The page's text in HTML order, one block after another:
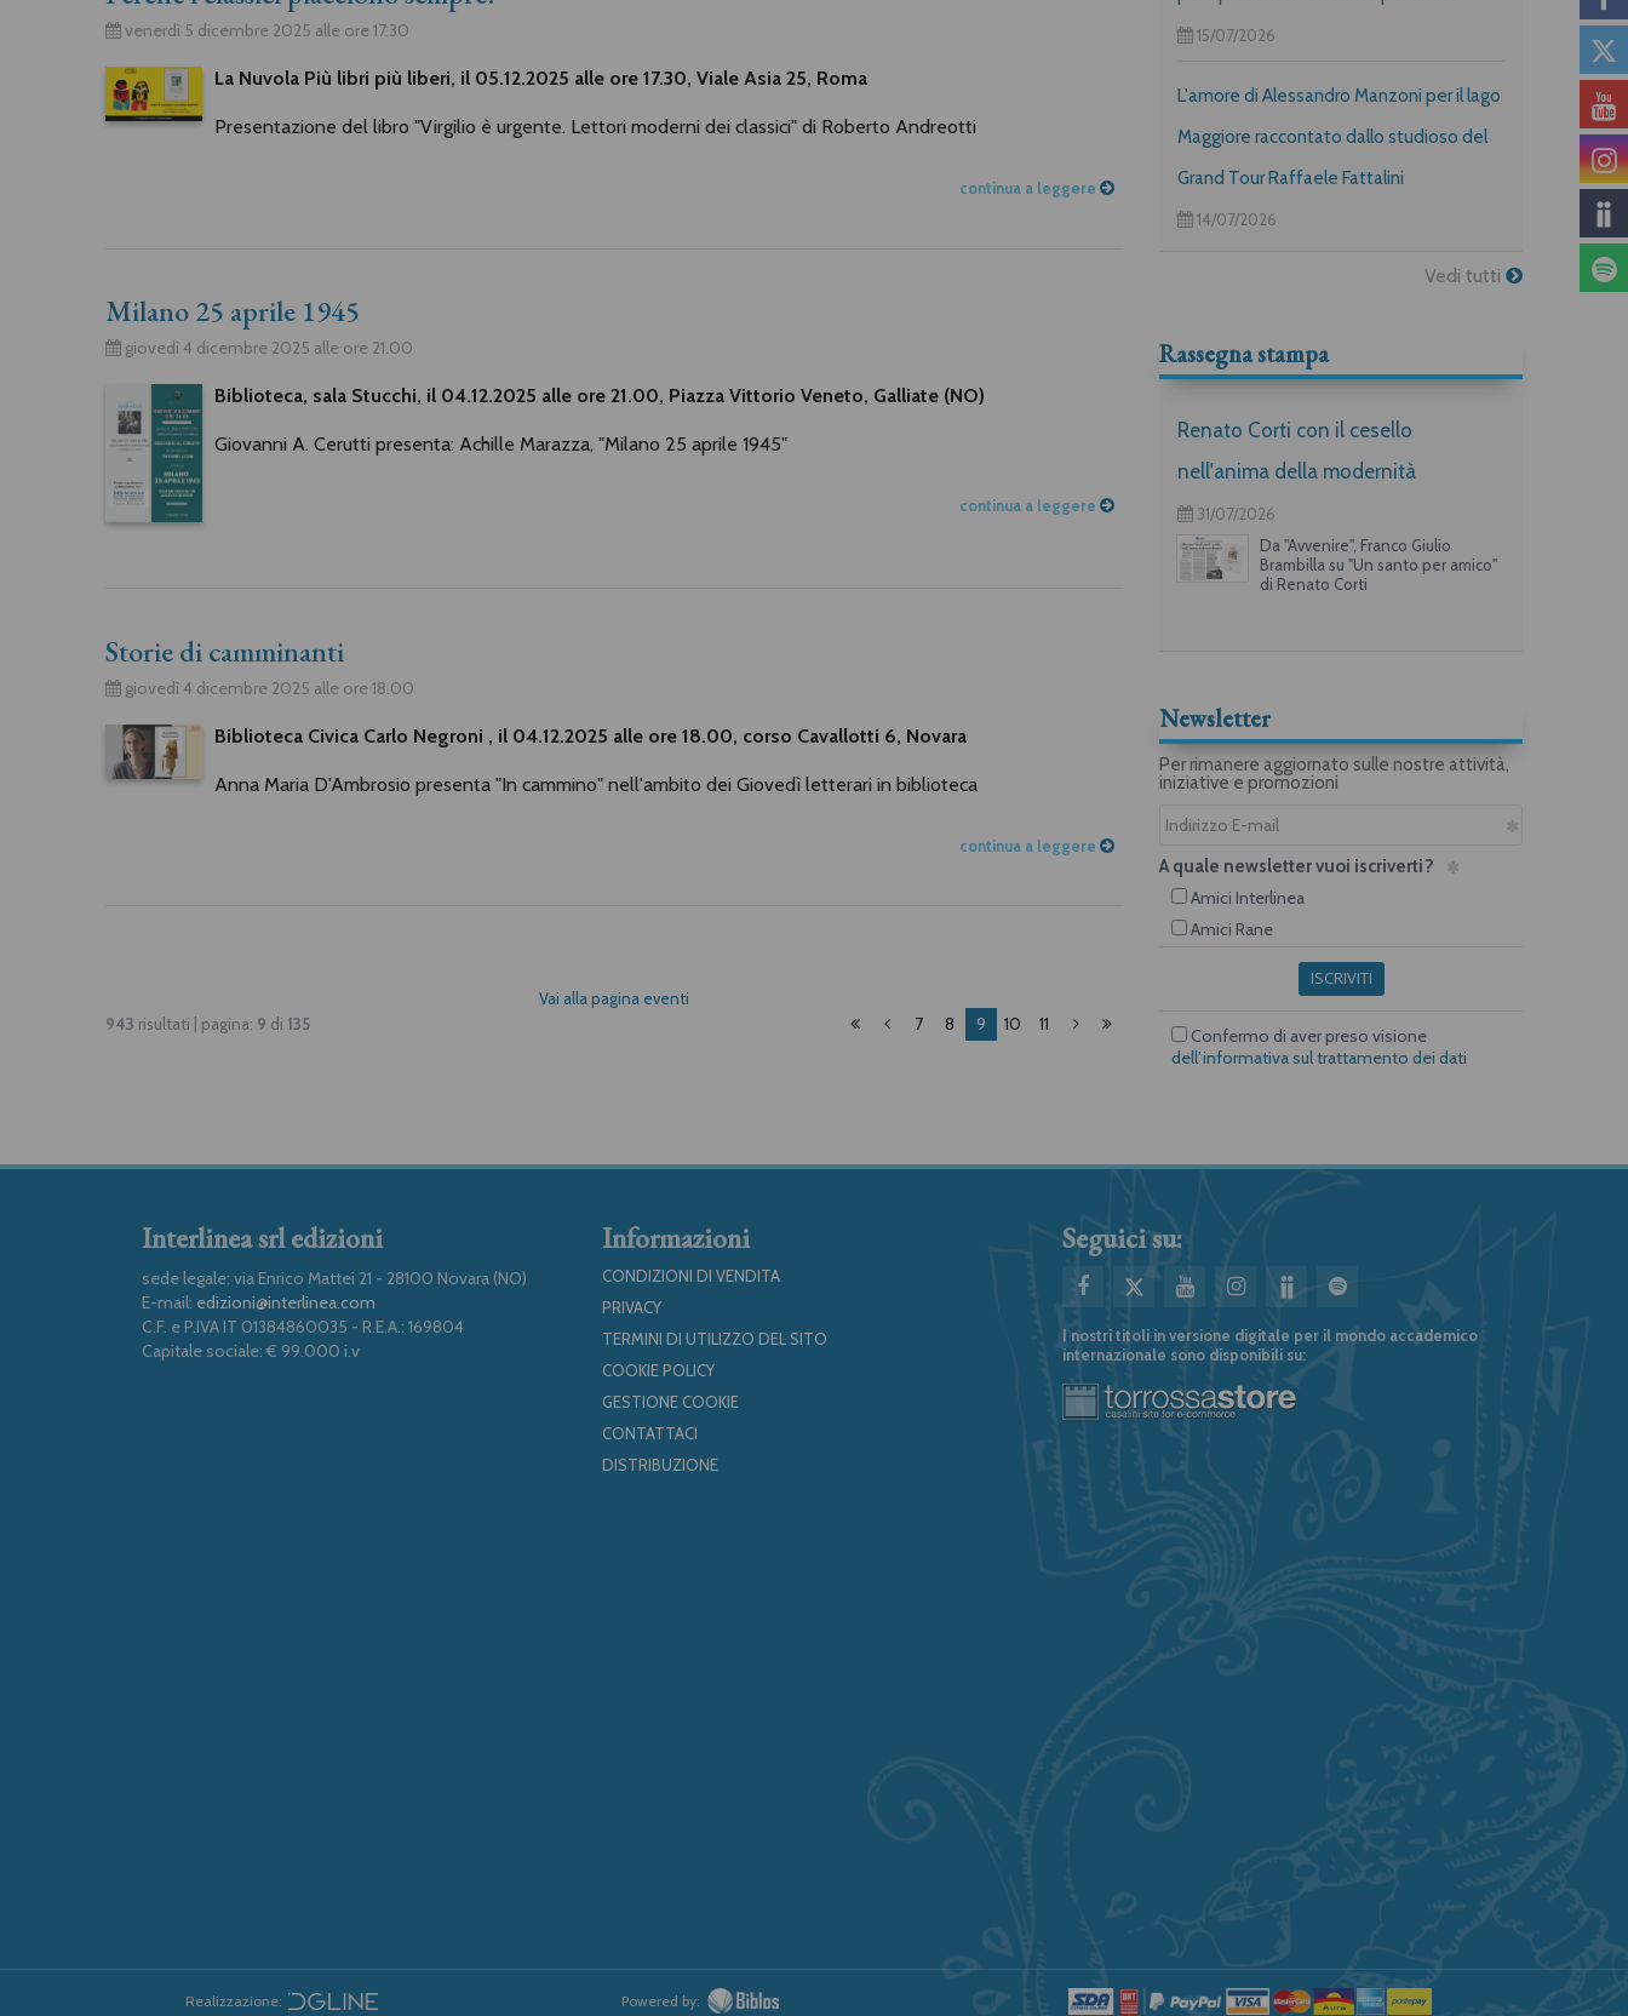
venerdì 5 dicembre 2025 alle ore 17.30
La Nuvola Più libri più liberi, il 05.12.2025 alle ore 17.30, Viale Asia 25, Roma
Presentazione del libro "Virgilio è urgente. Lettori moderni dei classici" di Roberto Andreotti
continua a leggere
Milano 25 aprile 1945
giovedì 4 dicembre 2025 alle ore 21.00
Biblioteca, sala Stucchi, il 04.12.2025 alle ore 21.00, Piazza Vittorio Veneto, Galliate (NO)
Giovanni A. Cerutti presenta: Achille Marazza, "Milano 25 aprile 1945"
continua a leggere
Storie di camminanti
giovedì 4 dicembre 2025 alle ore 18.00
Biblioteca Civica Carlo Negroni , il 04.12.2025 alle ore 18.00, corso Cavallotti 6, Novara
Anna Maria D'Ambrosio presenta "In cammino" nell'ambito dei Giovedì letterari in biblioteca
continua a leggere
Vai alla pagina eventi
943 risultati | pagina: 9 di 135 7 8 9 10 11
15/07/2026
L'amore di Alessandro Manzoni per il lago
Maggiore raccontato dallo studioso del
Grand Tour Raffaele Fattalini
14/07/2026
Vedi tutti
Rassegna stampa
Renato Corti con il cesello
nell'anima della modernità
31/07/2026
Da "Avvenire", Franco Giulio
Brambilla su "Un santo per amico"
di Renato Corti
Newsletter
Per rimanere aggiornato sulle nostre attività,
iniziative e promozioni
A quale newsletter vuoi iscriverti?
Amici Interlinea
Amici Rane
ISCRIVITI
Confermo di aver preso visione
dell’informativa sul trattamento dei dati
Interlinea srl edizioni
sede legale: via Enrico Mattei 21 - 28100 Novara (NO)
E-mail: edizioni@interlinea.com
C.F. e P.IVA IT 01384860035 - R.E.A.: 169804
Capitale sociale: € 99.000 i.v
Informazioni
CONDIZIONI DI VENDITA
PRIVACY
TERMINI DI UTILIZZO DEL SITO
COOKIE POLICY
GESTIONE COOKIE
CONTATTACI
DISTRIBUZIONE
Seguici su:
I nostri titoli in versione digitale per il mondo accademico
internazionale sono disponibili su:
Realizzazione: Powered by: